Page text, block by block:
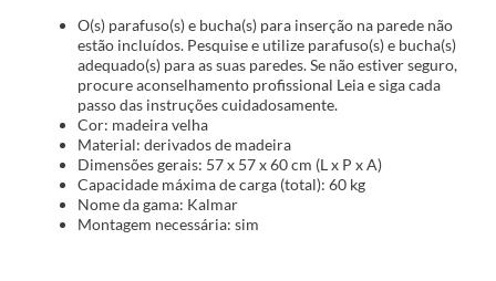
O(s) parafuso(s) e bucha(s) para inserção na parede não
estão incluídos. Pesquise e utilize parafuso(s) e bucha(s)
adequado(s) para as suas paredes. Se não estiver seguro,
procure aconselhamento profissional Leia e siga cada
passo das instruções cuidadosamente.
Cor: madeira velha
Material: derivados de madeira
Dimensões gerais: 57 x 57 x 60 cm (L x P x A)
Capacidade máxima de carga (total): 60 kg
Nome da gama: Kalmar
Montagem necessária: sim